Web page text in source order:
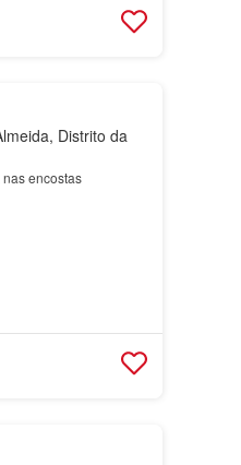
Distrito da
encostas